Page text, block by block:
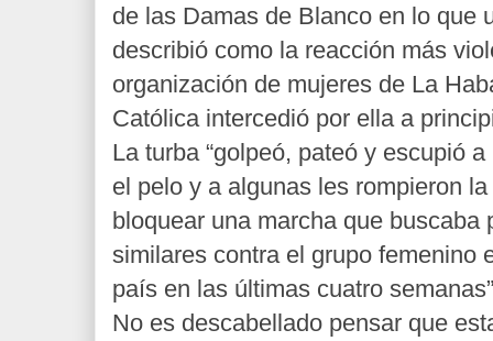
de las Damas de Blanco en lo que
describió como la reacción más
organización de mujeres de La
Católica intercedió por ella a
La turba “golpeó, pateó y escupió
el pelo y a algunas les rompieron
bloquear una marcha que buscaba
similares contra el grupo femenino
país en las últimas cuatro semanas”
No es descabellado pensar que